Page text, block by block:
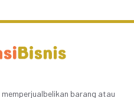
barang atau